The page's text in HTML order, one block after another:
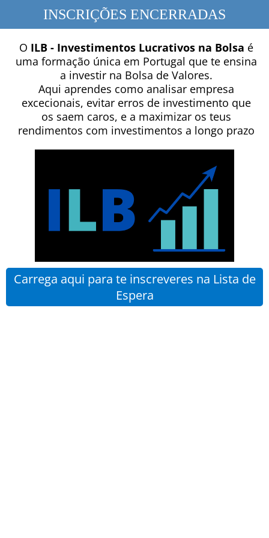
INSCRIÇÕES ENCERRADAS
O ILB - Investimentos Lucrativos na Bolsa é
uma formação única em Portugal que te ensina
a investir na Bolsa de Valores.
Aqui aprendes como analisar empresa
excecionais, evitar erros de investimento que
os saem caros, e a maximizar os teus
rendimentos com investimentos a longo prazo
Carrega aqui para te inscreveres na Lista de
Espera